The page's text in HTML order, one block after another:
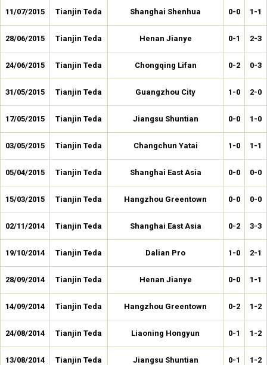
11/07/2015 Tianjin Teda Shanghai Shenhua 0-0 1-1
28/06/2015 Tianjin Teda Henan Jianye 0-1 2-3
24/06/2015 Tianjin Teda Chongqing Lifan 0-2 0-3
31/05/2015 Tianjin Teda Guangzhou City 1-0 2-0
17/05/2015 Tianjin Teda Jiangsu Shuntian 0-0 1-0
03/05/2015 Tianjin Teda Changchun Yatai 1-0 1-1
05/04/2015 Tianjin Teda Shanghai East Asia 0-0 0-0
15/03/2015 Tianjin Teda Hangzhou Greentown 0-0 0-0
02/11/2014 Tianjin Teda Shanghai East Asia 0-2 3-3
19/10/2014 Tianjin Teda Dalian Pro 1-0 2-1
28/09/2014 Tianjin Teda Henan Jianye 0-0 1-1
14/09/2014 Tianjin Teda Hangzhou Greentown 0-2 1-2
24/08/2014 Tianjin Teda Liaoning Hongyun 0-1 1-2
13/08/2014 Tianjin Teda Jiangsu Shuntian 0-1 1-2